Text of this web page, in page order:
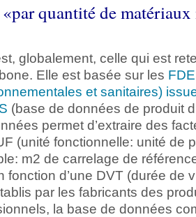
quantité de matériaux
globalement, celle qui est
Elle est basée sur les
et sanitaires)
(base de données de produit
permet d’extraire des
(unité fonctionnelle: unité de
m2 de carrelage de
fonction d’une DVT (durée de
par les fabricants des
la base de données